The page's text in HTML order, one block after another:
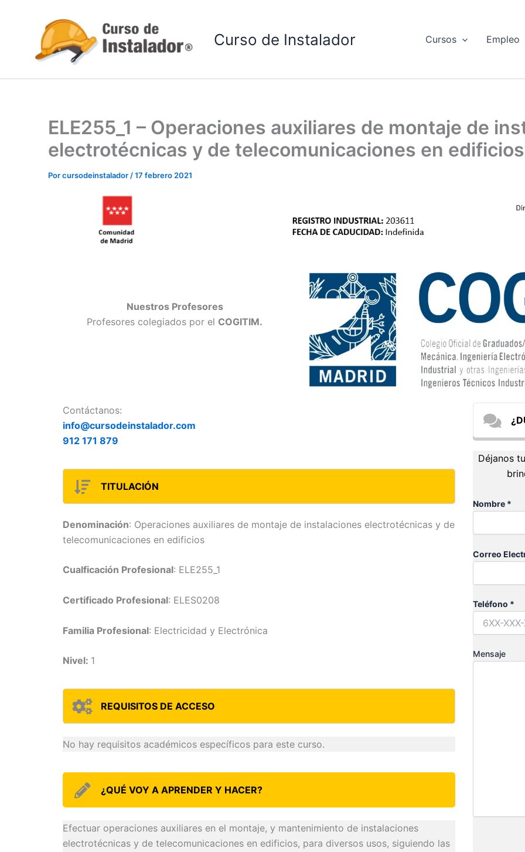
contenido
Curso de Instalador Cursos Empleo
ELE255_1 – Operaciones auxiliares de montaje de
electrotécnicas y de telecomunicaciones en edificios
Porcursodeinstalador/17 febrero 2021
Nuestros Profesores
Profesores colegiados por el COGITIM.
Contáctanos:
info@cursodeinstalador.com
912 171 879
TITULACIÓN
Denominación: Operaciones auxiliares de montaje de instalaciones electrotécnicas y de
telecomunicaciones en edificios
Cualficación Profesional: ELE255_1
Certificado Profesional: ELES0208
Familia Profesional: Electricidad y Electrónica
Nivel: 1
REQUISITOS DE ACCESO
No hay requisitos académicos específicos para este curso.
¿QUÉ VOY A APRENDER Y HACER?
Efectuar operaciones auxiliares en el montaje, y mantenimiento de instalaciones
electrotécnicas y de telecomunicaciones en edificios, para diversos usos, siguiendo las
Déjanos
Nombre *
Correo
Teléfono *
Mensaje